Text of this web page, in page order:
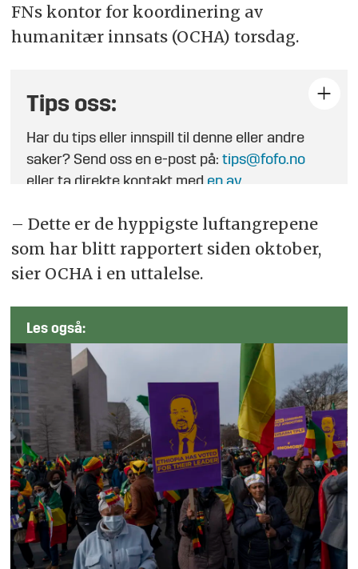
FNs kontor for koordinering av
humanitær innsats (OCHA) torsdag.
Tips oss:
Har du tips eller innspill til denne eller andre
saker? Send oss en e-post på:tips@fofo.no
eller ta direkte kontakt med en av
– Dette er de hyppigste luftangrepene
som har blitt rapportert siden oktober,
sier OCHA i en uttalelse.
Les også: